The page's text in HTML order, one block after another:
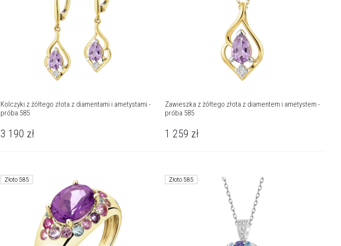
Kolczyki z żółtego złota z diamentami i ametystami -
próba 585
3 190 zł
Zawieszka z żółtego złota z diamentem i ametystem -
próba 585
1 259 zł
Złoto 585 Złoto 585